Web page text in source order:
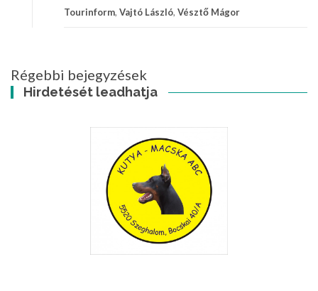
Tourinform, Vajtó László, Vésztő Mágor
Régebbi bejegyzések
Hirdetését leadhatja